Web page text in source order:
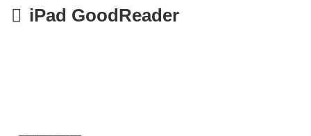
iPad GoodReader